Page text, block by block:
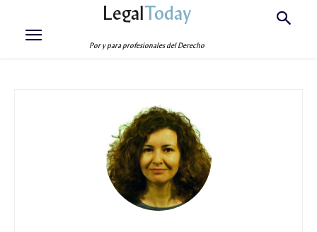
LegalToday
Por y para profesionales del Derecho